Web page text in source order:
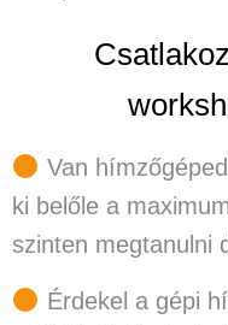
Van
ki belőle a
szinten megtanulni
Érdekel a gépi